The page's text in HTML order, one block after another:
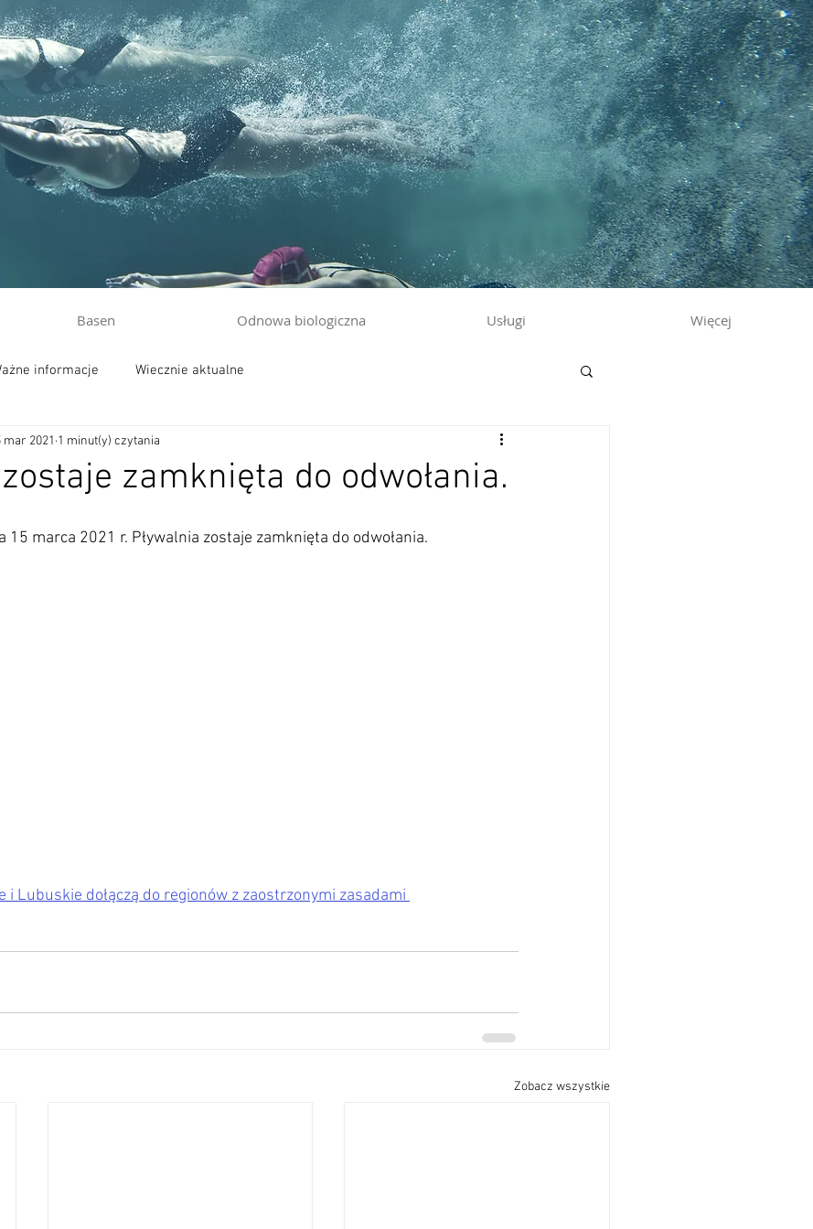
Basen Odnowa biologiczna Usługi Więcej
informacje Wiecznie aktualne
zamknięta do odwołania.
mar 2021 1 minut(y) czytania
15 marca 2021 r. Pływalnia zostaje zamknięta do odwołania.
i Lubuskie dołączą do regionów z zaostrzonymi zasadami
Zobacz wszystkie